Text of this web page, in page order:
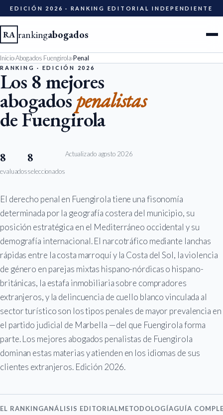
EDICIÓN 2026 · RANKING EDITORIAL INDEPENDIENTE
RA rankingabogados
Ciudades
Especialidades
Diccionario
Metodología
Ser evaluado
Inicio›Abogados Fuengirola›Penal
RANKING · EDICIÓN 2026
Los 8 mejores
abogadospenalistas
de Fuengirola
8
evaluados
8
seleccionados
Actualizado agosto 2026
El derecho penal en Fuengirola tiene una fisonomía
determinada por la geografía costera del municipio, su
posición estratégica en el Mediterráneo occidental y su
demografía internacional. El narcotráfico mediante lanchas
rápidas entre la costa marroquí y la Costa del Sol, la violencia
de género en parejas mixtas hispano-nórdicas o hispano-
británicas, la estafa inmobiliaria sobre compradores
extranjeros, y la delincuencia de cuello blanco vinculada al
sector turístico son los tipos penales de mayor prevalencia en
el partido judicial de Marbella —del que Fuengirola forma
parte. Los mejores abogados penalistas de Fuengirola
dominan estas materias y atienden en los idiomas de sus
clientes extranjeros. Edición 2026.
EL RANKINGANÁLISIS EDITORIALMETODOLOGÍAGUÍA